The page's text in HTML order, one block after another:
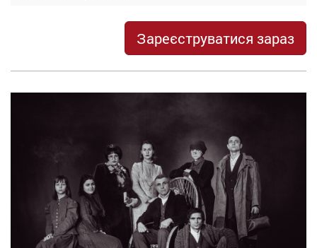
Зареєструватися зараз